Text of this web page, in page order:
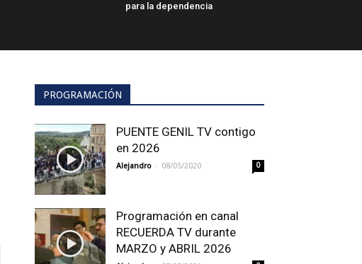
para la dependencia
PROGRAMACIÓN
PUENTE GENIL TV contigo
en 2026
Alejandro - 08/05/2020 0
Programación en canal
RECUERDA TV durante
MARZO y ABRIL 2026